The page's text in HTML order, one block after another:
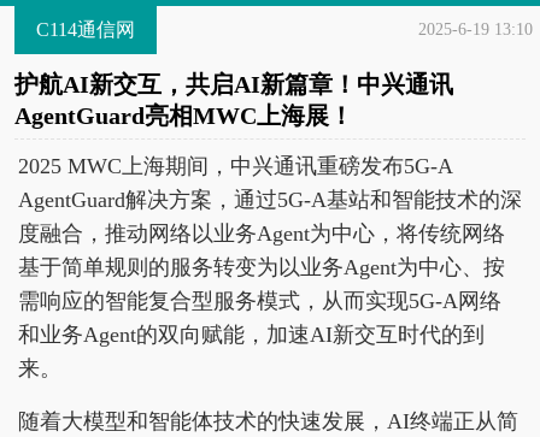
C114通信网 2025-6-19 13:10
护航AI新交互，共启AI新篇章！中兴通讯
AgentGuard亮相MWC上海展！
2025 MWC上海期间，中兴通讯重磅发布5G-A
AgentGuard解决方案，通过5G-A基站和智能技术的深
度融合，推动网络以业务Agent为中心，将传统网络
基于简单规则的服务转变为以业务Agent为中心、按
需响应的智能复合型服务模式，从而实现5G-A网络
和业务Agent的双向赋能，加速AI新交互时代的到
来。
随着大模型和智能体技术的快速发展，AI终端正从简